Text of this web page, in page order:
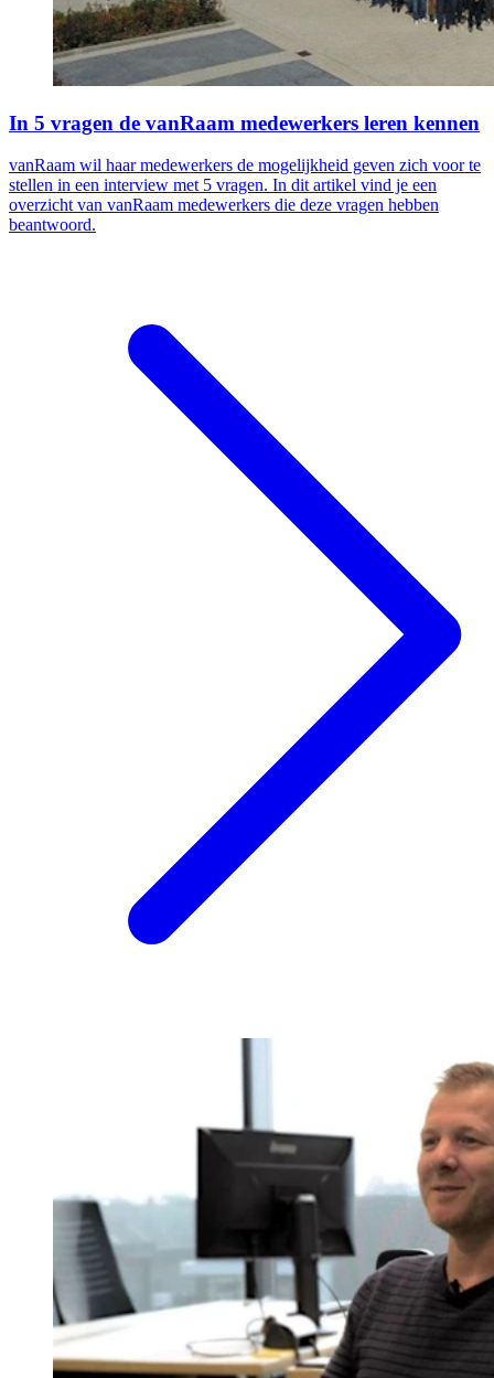
In 5 vragen de vanRaam medewerkers leren kennen
vanRaam wil haar medewerkers de mogelijkheid geven zich voor te
stellen in een interview met 5 vragen. In dit artikel vind je een
overzicht van vanRaam medewerkers die deze vragen hebben
beantwoord.